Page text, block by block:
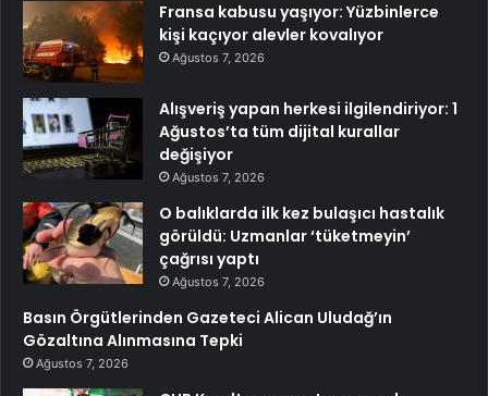
Fransa kabusu yaşıyor: Yüzbinlerce
kişi kaçıyor alevler kovalıyor
Ağustos 7, 2026
Alışveriş yapan herkesi ilgilendiriyor: 1
Ağustos’ta tüm dijital kurallar
değişiyor
Ağustos 7, 2026
O balıklarda ilk kez bulaşıcı hastalık
görüldü: Uzmanlar ‘tüketmeyin’
çağrısı yaptı
Ağustos 7, 2026
Basın Örgütlerinden Gazeteci Alican Uludağ’ın
Gözaltına Alınmasına Tepki
Ağustos 7, 2026